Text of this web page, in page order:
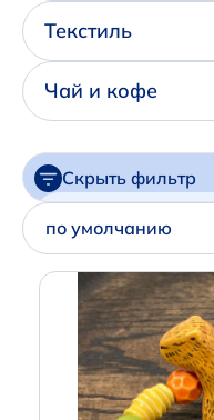
Написать
+7
,
+7
Текстиль
Чай и кофе
Скрыть фильтр
Артикул
Производитель
по умолчанию